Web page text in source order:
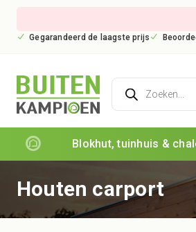
Gegarandeerd de laagste prijs
Producten
zoeken
Blokhut, tuinhuis &
Houten carport